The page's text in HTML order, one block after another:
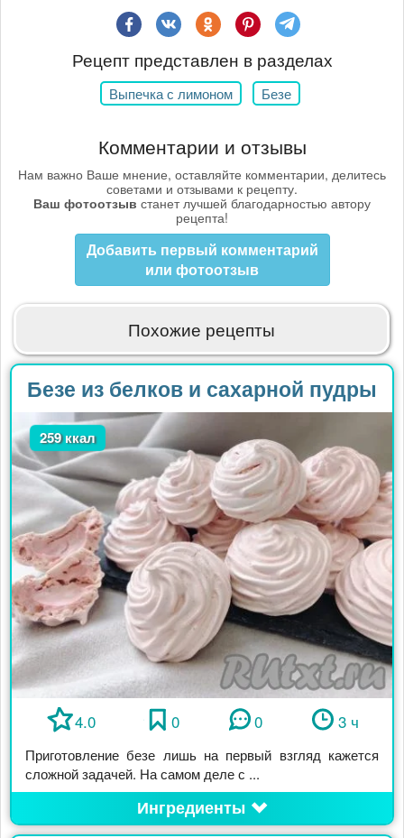
Рецепт представлен в разделах
Выпечка с лимоном Безе
Комментарии и отзывы
Нам важно Ваше мнение, оставляйте комментарии, делитесь
советами и отзывами к рецепту.
Ваш фотоотзыв станет лучшей благодарностью автору
рецепта!
Добавить первый комментарий
или фотоотзыв
Похожие рецепты
Безе из белков и сахарной пудры
259 ккал
4.0 0 0 3 ч
Приготовление безе лишь на первый взгляд кажется
сложной задачей. На самом деле с ...
Ингредиенты